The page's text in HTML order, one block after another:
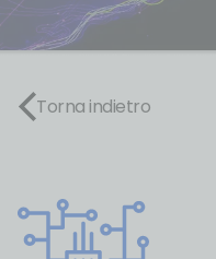
Torna indietro